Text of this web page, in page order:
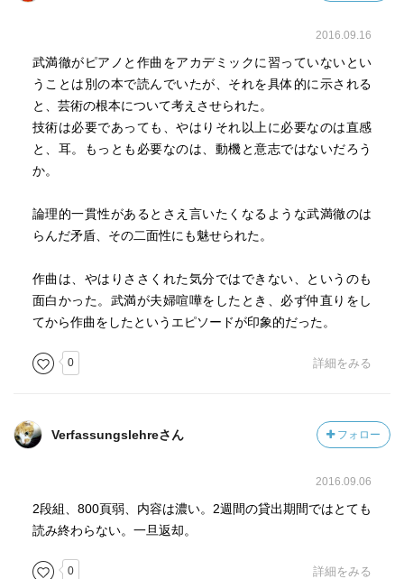
はその音楽活動の中で終始メロディというものに強い関心
そして、旋法という、縦方向の和声とは異なり、横方向に
音を連ねていく構成要素とのかかわりが強い手法に、活路
を見出したのではないかと思う。
武満氏は、日本だけでなく世界を見渡しても、二十世紀の
音楽の世界を大きく押し広げ、ある意味では音楽という営
思うが、その音楽活動の内面を、本書に記されている膨大
な氏の言葉を通じて残されたということは、非常に有意義
2016.09.16
武満徹がピアノと作曲をアカデミックに習っていないとい
うことは別の本で読んでいたが、それを具体的に示される
と、芸術の根本について考えさせられた。
技術は必要であっても、やはりそれ以上に必要なのは直感
と、耳。もっとも必要なのは、動機と意志ではないだろう
か。
論理的一貫性があるとさえ言いたくなるような武満徹のは
らんだ矛盾、その二面性にも魅せられた。
作曲は、やはりささくれた気分ではできない、というのも
面白かった。武満が夫婦喧嘩をしたとき、必ず仲直りをし
てから作曲をしたというエピソードが印象的だった。
0 詳細をみる
Verfassungslehreさん フォロー
2016.09.06
2段組、800頁弱、内容は濃い。2週間の貸出期間ではとても
読み終わらない。一旦返却。
0 詳細をみる